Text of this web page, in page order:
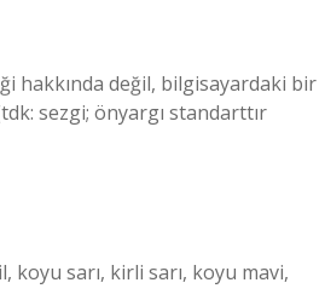
hakkında değil, bilgisayardaki bir
sezgi; önyargı standarttır
koyu sarı, kirli sarı, koyu mavi,